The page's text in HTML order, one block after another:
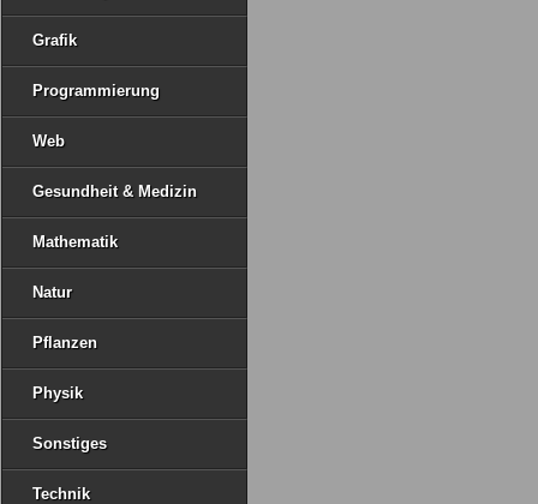
Grafik
Programmierung
Web
Gesundheit & Medizin
Mathematik
Natur
Pflanzen
Physik
Sonstiges
Technik